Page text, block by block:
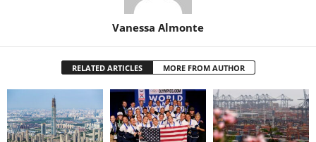
Vanessa Almonte
RELATED ARTICLES MORE FROM AUTHOR